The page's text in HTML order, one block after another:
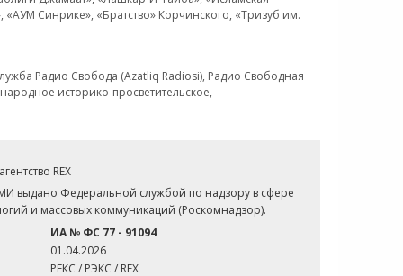
Синрике», «Братство» Корчинского, «Тризуб им.
Радио Свобода (Azatliq Radiosi), Радио Свободная
историко-просветительское,
REX
выдано Федеральной службой по надзору в сфере
и массовых коммуникаций (Роскомнадзор).
ИА № ФС 77 - 91094
01.04.2026
РЕКС / РЭКС / REX